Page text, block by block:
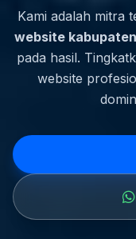
Kami adalah mitra
website
pada hasil.
website